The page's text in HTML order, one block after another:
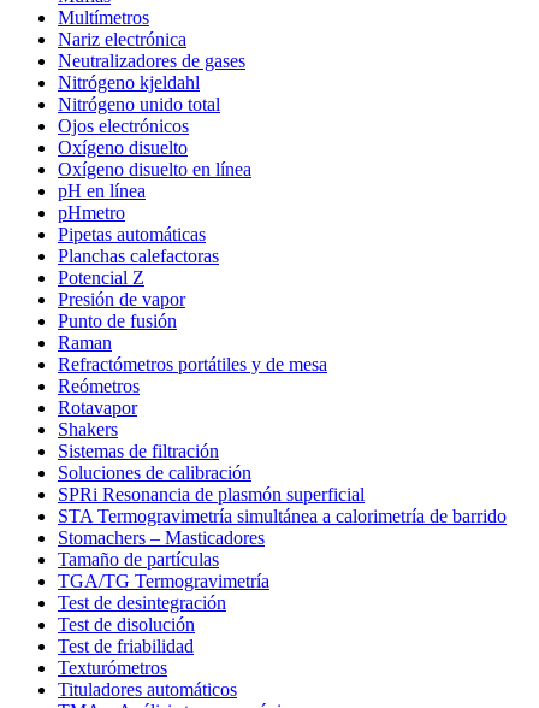
Multímetros
Nariz electrónica
Neutralizadores de gases
Nitrógeno kjeldahl
Nitrógeno unido total
Ojos electrónicos
Oxígeno disuelto
Oxígeno disuelto en línea
pH en línea
pHmetro
Pipetas automáticas
Planchas calefactoras
Potencial Z
Presión de vapor
Punto de fusión
Raman
Refractómetros portátiles y de mesa
Reómetros
Rotavapor
Shakers
Sistemas de filtración
Soluciones de calibración
SPRi Resonancia de plasmón superficial
STA Termogravimetría simultánea a calorimetría de barrido
Stomachers – Masticadores
Tamaño de partículas
TGA/TG Termogravimetría
Test de desintegración
Test de disolución
Test de friabilidad
Texturómetros
Tituladores automáticos